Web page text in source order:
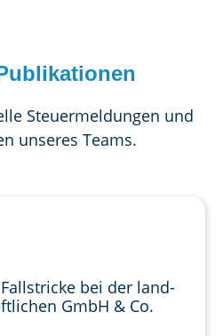
Steuermeldungen und
unseres Teams.
bei der land-
GmbH & Co.